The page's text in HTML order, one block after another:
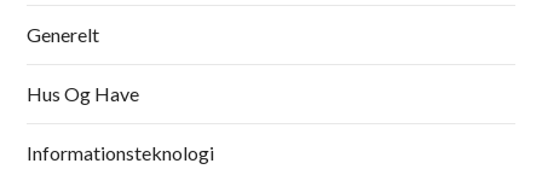
Generelt
Hus Og Have
Informationsteknologi